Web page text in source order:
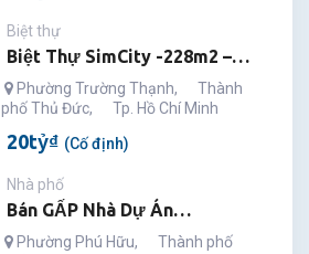
Biệt thự
Biệt Thự SimCity -228m2 –
Trung Tâm TP Thủ Đức
Phường Trường Thạnh,
Thành
phố Thủ Đức, Tp. Hồ Chí Minh
20tỷ₫ (Cố định)
Nhà phố
Bán GẤP Nhà Dự Án
VALENCIA RIVERSIDE, Nội
Phường Phú Hữu,
Thành phố